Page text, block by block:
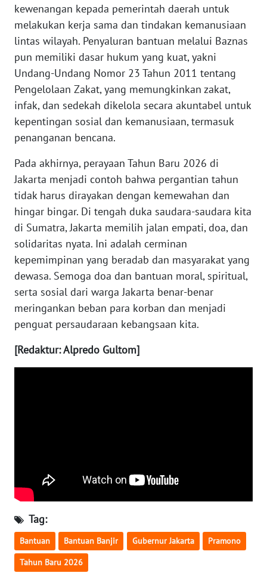
kewenangan kepada pemerintah daerah untuk
melakukan kerja sama dan tindakan kemanusiaan
lintas wilayah. Penyaluran bantuan melalui Baznas
pun memiliki dasar hukum yang kuat, yakni
Undang-Undang Nomor 23 Tahun 2011 tentang
Pengelolaan Zakat, yang memungkinkan zakat,
infak, dan sedekah dikelola secara akuntabel untuk
kepentingan sosial dan kemanusiaan, termasuk
penanganan bencana.
Pada akhirnya, perayaan Tahun Baru 2026 di
Jakarta menjadi contoh bahwa pergantian tahun
tidak harus dirayakan dengan kemewahan dan
hingar bingar. Di tengah duka saudara-saudara kita
di Sumatra, Jakarta memilih jalan empati, doa, dan
solidaritas nyata. Ini adalah cerminan
kepemimpinan yang beradab dan masyarakat yang
dewasa. Semoga doa dan bantuan moral, spiritual,
serta sosial dari warga Jakarta benar-benar
meringankan beban para korban dan menjadi
penguat persaudaraan kebangsaan kita.
[Redaktur: Alpredo Gultom]
Tag:
Bantuan Bantuan Banjir Gubernur Jakarta Pramono
Tahun Baru 2026
WN
BEKASI
WN
BOGOR
WN
WN
TAPANULI
UTARA
SAMOSIR
WN
PADANG
LAWAS
WN
WN
TANGERANG
BINJAI
WN
CIREBON